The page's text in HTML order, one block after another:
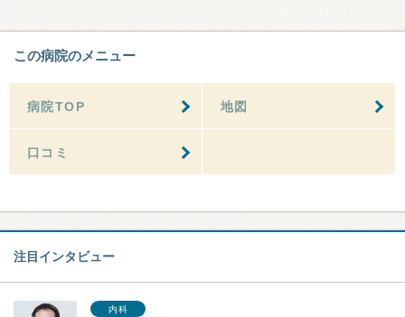
この病院のメニュー
病院TOP 地図
口コミ
注目インタビュー
内科